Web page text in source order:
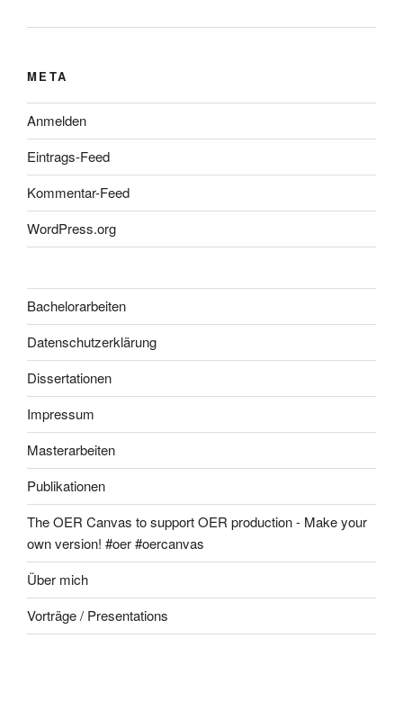
META
Anmelden
Eintrags-Feed
Kommentar-Feed
WordPress.org
Bachelorarbeiten
Datenschutzerklärung
Dissertationen
Impressum
Masterarbeiten
Publikationen
The OER Canvas to support OER production - Make your
own version! #oer #oercanvas
Über mich
Vorträge / Presentations